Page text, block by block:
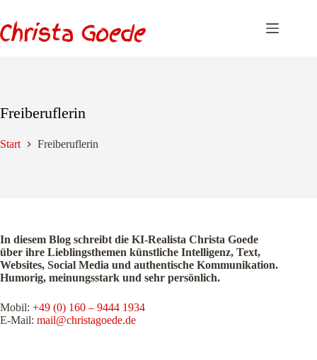
springen
Freiberuflerin
Start Freiberuflerin
In diesem Blog schreibt die KI-Realista Christa Goede
über ihre Lieblingsthemen künstliche Intelligenz, Text,
Websites, Social Media und authentische Kommunikation.
Humorig, meinungsstark und sehr persönlich.
Mobil: +49 (0) 160 – 9444 1934
E-Mail: mail@christagoede.de